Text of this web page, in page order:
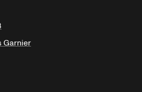
Garnier